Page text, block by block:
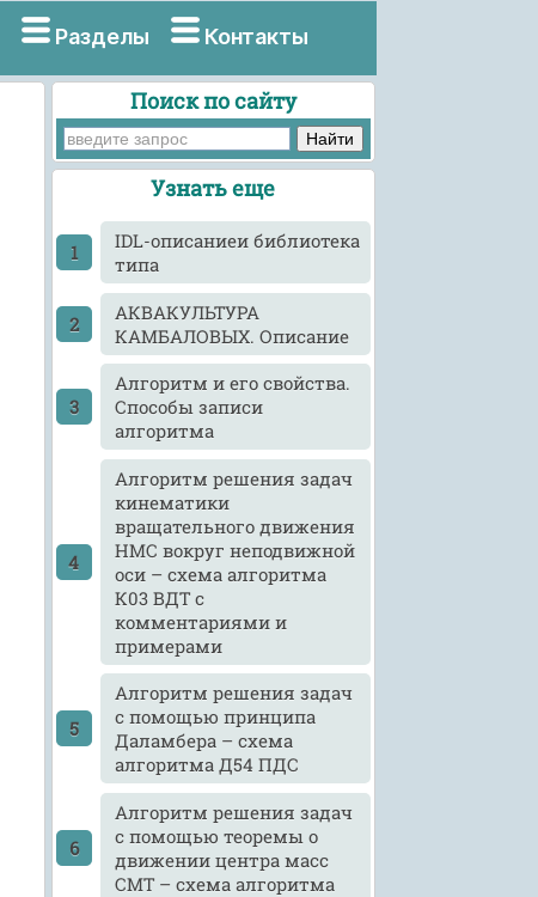
Разделы Контакты
Поиск по сайту
Узнать еще
IDL-описаниеи библиотека
типа
АКВАКУЛЬТУРА
КАМБАЛОВЫХ. Описание
Алгоритм и его свойства.
Способы записи
алгоритма
Алгоритм решения задач
кинематики
вращательного движения
НМС вокруг неподвижной
оси – схема алгоритма
К03 ВДТ с
комментариями и
примерами
Алгоритм решения задач
с помощью принципа
Даламбера – схема
алгоритма Д54 ПДС
Алгоритм решения задач
с помощью теоремы о
движении центра масс
СМТ – схема алгоритма